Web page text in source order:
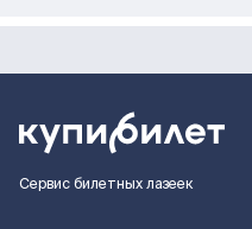
Сервис билетных лазеек